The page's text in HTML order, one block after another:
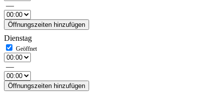
—
Öffnungszeiten hinzufügen
Dienstag
—
Öffnungszeiten hinzufügen